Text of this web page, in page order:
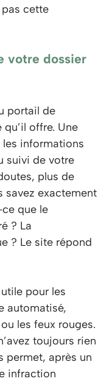
cette
votre dossier
portail de
qu’il offre. Une
informations
suivi de votre
plus de
savez exactement
que le
? La
? Le site répond
pour les
automatisé,
les feux rouges.
toujours rien
permet, après un
infraction